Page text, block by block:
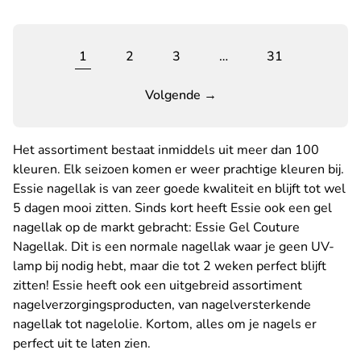
1 2 3 … 31
Volgende →
Het assortiment bestaat inmiddels uit meer dan 100
kleuren. Elk seizoen komen er weer prachtige kleuren bij.
Essie nagellak is van zeer goede kwaliteit en blijft tot wel
5 dagen mooi zitten. Sinds kort heeft Essie ook een gel
nagellak op de markt gebracht: Essie Gel Couture
Nagellak. Dit is een normale nagellak waar je geen UV-
lamp bij nodig hebt, maar die tot 2 weken perfect blijft
zitten! Essie heeft ook een uitgebreid assortiment
nagelverzorgingsproducten, van nagelversterkende
nagellak tot nagelolie. Kortom, alles om je nagels er
perfect uit te laten zien.